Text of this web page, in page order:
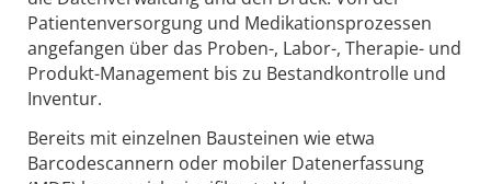
Patientenversorgung und Medikationsprozessen
angefangen über das Proben-, Labor-, Therapie- und
Produkt-Management bis zu Bestandkontrolle und
Inventur.
Bereits mit einzelnen Bausteinen wie etwa
Barcodescannern oder mobiler Datenerfassung